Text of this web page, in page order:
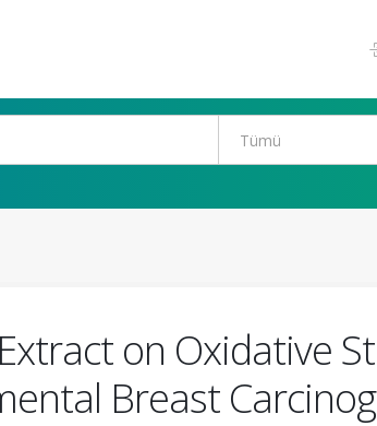
on Oxidative
Breast